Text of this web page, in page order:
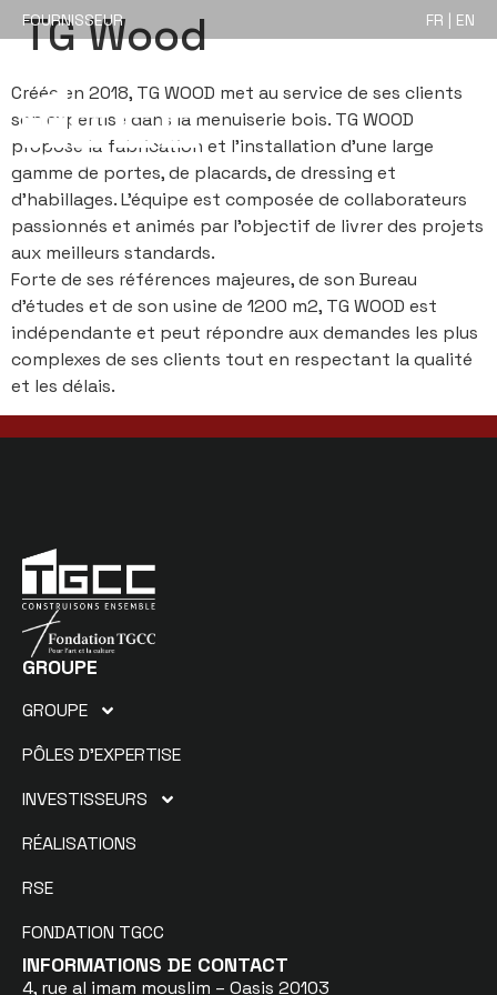
FOURNISSEUR FR | EN
TG Wood
Créée en 2018, TG WOOD met au service de ses clients
son expertise dans la menuiserie bois. TG WOOD
propose la fabrication et l’installation d’une large
gamme de portes, de placards, de dressing et
d’habillages. L’équipe est composée de collaborateurs
passionnés et animés par l’objectif de livrer des projets
aux meilleurs standards.
Forte de ses références majeures, de son Bureau
d’études et de son usine de 1200 m2, TG WOOD est
indépendante et peut répondre aux demandes les plus
complexes de ses clients tout en respectant la qualité
et les délais.
GROUPE
GROUPE
PÔLES D’EXPERTISE
INVESTISSEURS
RÉALISATIONS
RSE
FONDATION TGCC
INFORMATIONS DE CONTACT
4, rue al imam mouslim – Oasis 20103